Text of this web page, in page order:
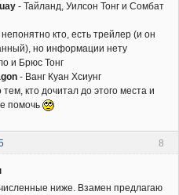
- Тайланд, Уилсон Тонг и Сомбат
непонятно кто, есть трейлер (и он
но информации нету
и Брюс Тонг
- Ванг Куан Хсиунг
тем, кто дочитал до этого места и
помочь
8
ниже. Взамен предлагаю